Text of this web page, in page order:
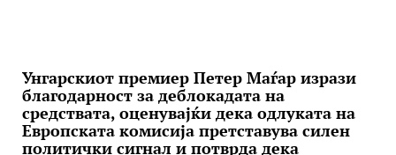
Унгарскиот премиер Петер Маѓар изрази
благодарност за деблокадата на
средствата, оценувајќи дека одлуката на
Европската комисија претставува силен
политички сигнал и потврда дека